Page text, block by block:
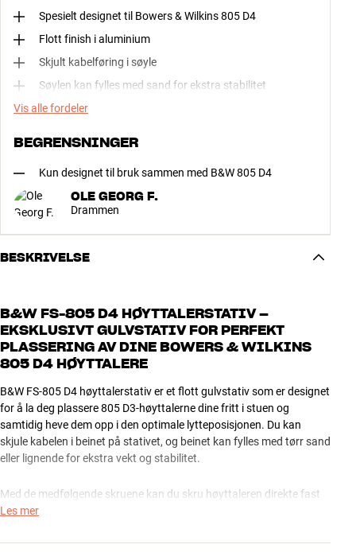
Spesielt designet til Bowers & Wilkins 805 D4
Flott finish i aluminium
Skjult kabelføring i søyle
Søylen kan fylles med sand for ekstra stabilitet
Vis alle fordeler
BEGRENSNINGER
Kun designet til bruk sammen med B&W 805 D4
OLE GEORG F.
Drammen
BESKRIVELSE
B&W FS-805 D4 HØYTTALERSTATIV –
EKSKLUSIVT GULVSTATIV FOR PERFEKT
PLASSERING AV DINE BOWERS & WILKINS
805 D4 HØYTTALERE
B&W FS-805 D4 høyttalerstativ er et flott gulvstativ som er designet
for å la deg plassere 805 D3-høyttalerne dine fritt i stuen og
samtidig heve dem opp i den optimale lytteposisjonen. Du kan
skjule kabelen i beinet på stativet, og beinet kan fylles med tørr sand
eller lignende for ekstra vekt og stabilitet.
Med de medfølgende skruene kan du skru høyttaleren direkte fast
til stativet for å dempe uønskede resonanser og sikre en fullstendig
som er på et betydelig høyere nivå enn du kan oppnå med et
Les mer